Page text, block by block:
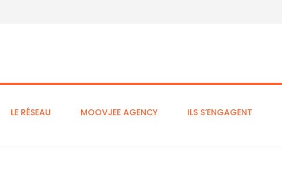
LE RÉSEAU MOOVJEE AGENCY ILS S’ENGAGENT